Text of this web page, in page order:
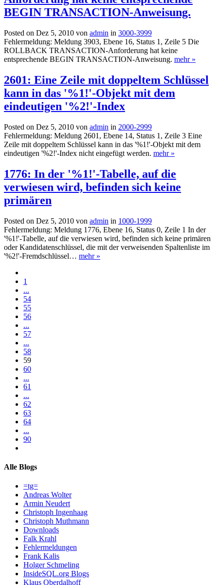
BEGIN TRANSACTION-Anweisung.
Posted on Dez 5, 2010 von admin in 3000-3999
Fehlermeldung: Meldung 3903, Ebene 16, Status 1, Zeile 5 Die
ROLLBACK TRANSACTION-Anforderung hat keine
entsprechende BEGIN TRANSACTION-Anweisung. mehr »
2601: Eine Zeile mit doppeltem Schlüssel
kann in das '%1!'-Objekt mit dem
eindeutigen '%2!'-Index
Posted on Dez 5, 2010 von admin in 2000-2999
Fehlermeldung: Meldung 2601, Ebene 14, Status 1, Zeile 3 Eine
Zeile mit doppeltem Schlüssel kann in das '%1!'-Objekt mit dem
eindeutigen '%2!'-Index nicht eingefügt werden. mehr »
1776: In der '%1!'-Tabelle, auf die
verwiesen wird, befinden sich keine
primären
Posted on Dez 5, 2010 von admin in 1000-1999
Fehlermeldung: Meldung 1776, Ebene 16, Status 0, Zeile 1 In der
'%1!'-Tabelle, auf die verwiesen wird, befinden sich keine primären
oder Kandidatenschlüssel, die mit der verweisenden Spaltenliste im
'%2!'-Fremdschlüssel… mehr »
1
...
54
55
56
...
57
...
58
59
60
...
61
...
62
63
64
...
90
Alle Blogs
=tg=
Andreas Wolter
Armin Neudert
Christoph Ingenhaag
Christoph Muthmann
Downloads
Falk Krahl
Fehlermeldungen
Frank Kalis
Holger Schmeling
InsideSQL.org Blogs
Klaus Oberdalhoff